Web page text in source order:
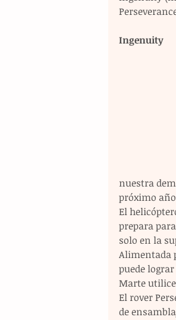
Ingenuity
nuestra
próximo
El
prepara
solo en la
Alimentada
puede
Marte
El rover
de